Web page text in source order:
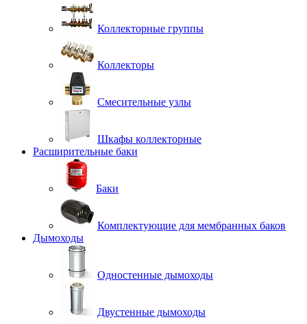
Коллекторные группы
Коллекторы
Смесительные узлы
Шкафы коллекторные
Расширительные баки
Баки
Комплектующие для мембранных баков
Дымоходы
Одностенные дымоходы
Двустенные дымоходы